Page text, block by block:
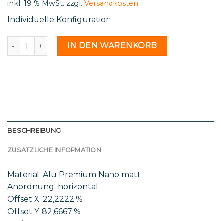
inkl. 19 % MwSt. zzgl. Versandkosten
Individuelle Konfiguration
H 17 22b - 2166073 MengeIN DEN WARENKORB
BESCHREIBUNG
ZUSÄTZLICHE INFORMATION
Material: Alu Premium Nano matt
Anordnung: horizontal
Offset X: 22,2222 %
Offset Y: 82,6667 %